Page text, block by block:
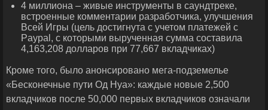
4 миллиона – живые инструменты в саундтреке,
встроенные комментарии разработчика, улучшения
Всей Игры (цель достигнута с учетом платежей с
Paypal, с которыми вырученная сумма составила
4,163,208 долларов при 77,667 вкладчиках)
Кроме того, было анонсировано мега-подземелье
«Бесконечные пути Од Нуа»: каждые новые 2,500
вкладчиков после 50,000 первых вкладчиков означали